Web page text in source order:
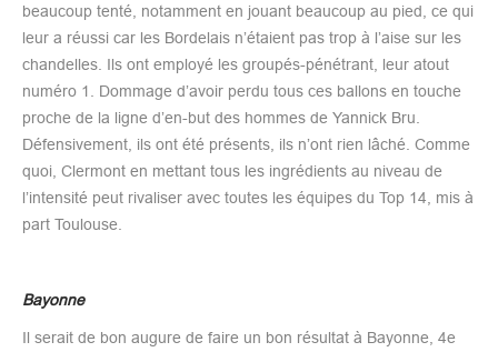
beaucoup tenté, notamment en jouant beaucoup au pied, ce qui
leur a réussi car les Bordelais n’étaient pas trop à l’aise sur les
chandelles. Ils ont employé les groupés-pénétrant, leur atout
numéro 1. Dommage d’avoir perdu tous ces ballons en touche
proche de la ligne d’en-but des hommes de Yannick Bru.
Défensivement, ils ont été présents, ils n’ont rien lâché. Comme
quoi, Clermont en mettant tous les ingrédients au niveau de
l’intensité peut rivaliser avec toutes les équipes du Top 14, mis à
part Toulouse.
Bayonne
Il serait de bon augure de faire un bon résultat à Bayonne, 4e